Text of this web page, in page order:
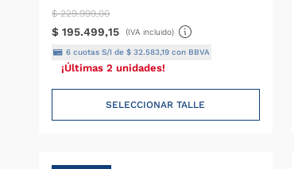
$ 229.999,00
$ 195.499,15 (IVA incluido)
6 cuotas S/I de$ 32.583,19 con BBVA
¡Últimas 2 unidades!
SELECCIONAR TALLE